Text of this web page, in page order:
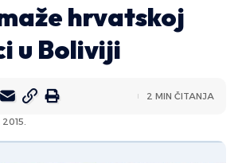
hrvatskoj
u Boliviji
2 MIN ČITANJA